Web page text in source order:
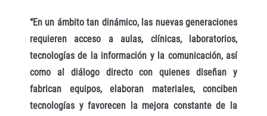
“En un ámbito tan dinámico, las nuevas generaciones
requieren acceso a aulas, clínicas, laboratorios,
tecnologías de la información y la comunicación, así
como al diálogo directo con quienes diseñan y
fabrican equipos, elaboran materiales, conciben
tecnologías y favorecen la mejora constante de la